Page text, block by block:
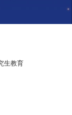
生教育